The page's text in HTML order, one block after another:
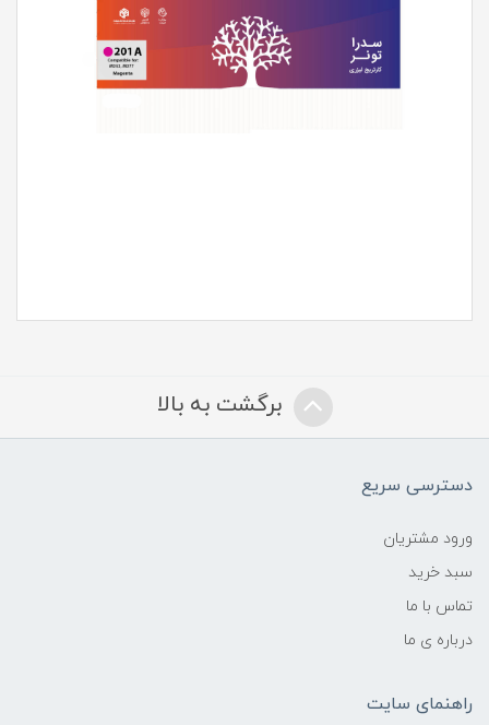
برگشت به بالا
دسترسی سریع
ورود مشتریان
سبد خرید
تماس با ما
درباره ی ما
راهنمای سایت